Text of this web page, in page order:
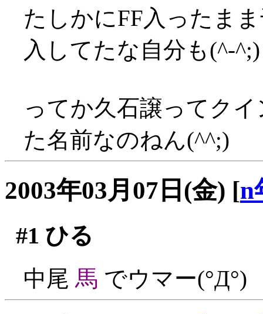
たしかにFF入ったま
入してたな自分も(^-^;)
ってか久石譲ってク
た名前なのねん(^^;)
2003年03月07日(金) [n
#1 ひる
中尾 馬 でウマー(°Д°)